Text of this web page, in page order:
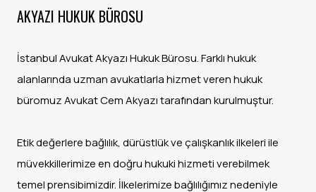
AKYAZI HUKUK BÜROSU
İstanbul Avukat Akyazı Hukuk Bürosu. Farklı hukuk
alanlarında uzman avukatlarla hizmet veren hukuk
büromuz Avukat Cem Akyazı tarafından kurulmuştur.
Etik değerlere bağlılık, dürüstlük ve çalışkanlık ilkeleri ile
müvekkillerimize en doğru hukuki hizmeti verebilmek
temel prensibimizdir. İlkelerimize bağlılığımız nedeniyle